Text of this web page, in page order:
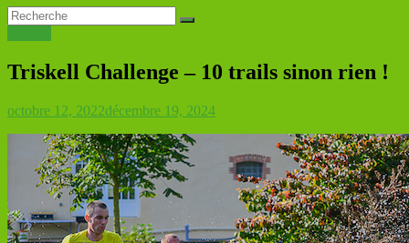
Triskell Challenge – 10 trails sinon rien !
octobre 12, 2022décembre 19, 2024